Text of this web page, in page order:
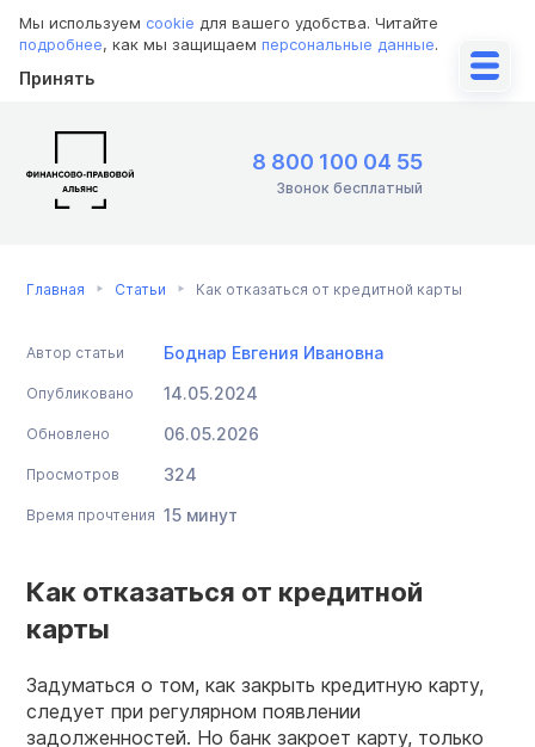
Мы используем cookie для вашего удобства. Читайте
подробнее, как мы защищаем персональные данные.
Принять
8 800 100 04 55
Звонок бесплатный
Главная Статьи Как отказаться от кредитной карты
Автор статьи Боднар Евгения Ивановна
Опубликовано 14.05.2024
Обновлено 06.05.2026
Просмотров 324
Время прочтения 15 минут
Как отказаться от кредитной
карты
Задуматься о том, как закрыть кредитную карту,
следует при регулярном появлении
задолженностей. Но банк закроет карту, только